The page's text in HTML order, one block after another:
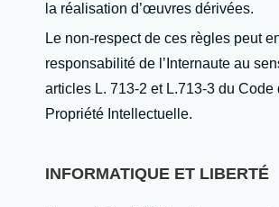
la réalisation d’œuvres dérivées.
Le non-respect de ces règles peut
responsabilité de l’Internaute au
articles L. 713-2 et L.713-3 du Code
Propriété Intellectuelle.
INFORMATIQUE ET LIBERTÉ